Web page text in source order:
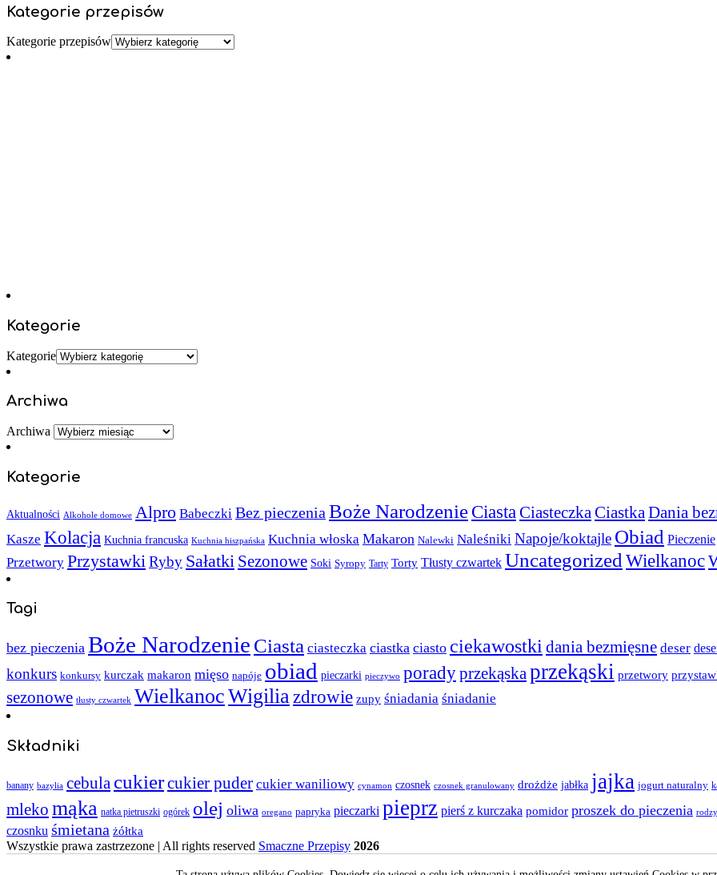
Kategorie przepisów
Kategorie przepisów
Kategorie
Kategorie
Archiwa
Archiwa
Kategorie
Aktualności Alkohole domowe Alpro Babeczki Bez pieczenia Boże NarodzenieCiasta Ciasteczka Ciastka Dania
Kasze Kolacja Kuchnia francuska Kuchnia hiszpańska Kuchnia włoska Makaron Nalewki Naleśniki Napoje/koktajle Obiad Pieczenie
Przetwory Przystawki Ryby Sałatki Sezonowe Soki Syropy Tarty Torty Tłusty czwartek Uncategorized Wielkanoc
Tagi
bez pieczenia Boże Narodzenie Ciasta ciasteczka ciastka ciasto ciekawostki dania bezmięsne deser
konkurs konkursy kurczak makaron mięso napóje obiad pieczarki pieczywo poradyprzekąskaprzekąski przetwory
sezonowe tłusty czwartek WielkanocWigiliazdrowie zupy śniadania śniadanie
Składniki
banany bazylia cebula cukiercukier puder cukier waniliowy cynamon czosnek czosnek granulowany drożdże jabłka jajka jogurt naturalny
mleko mąka natka pietruszki ogórek olej oliwa oregano papryka pieczarki pieprz pierś z kurczaka pomidor proszek do pieczenia
czosnku śmietana żółtka
Wszystkie prawa zastrzezone | All rights reserved Smaczne Przepisy 2026